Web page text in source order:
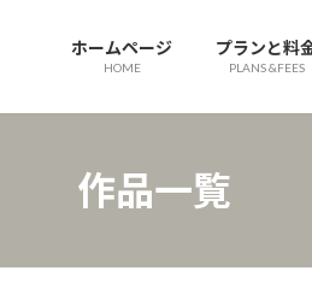
ホームページ
HOME
プランと料
PLANS &FEES
作品一覧